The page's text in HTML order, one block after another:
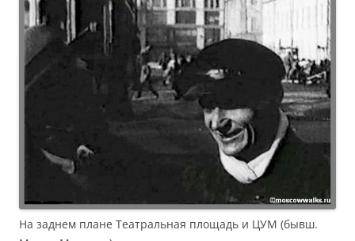
На заднем плане Театральная площадь и ЦУМ (бывш.